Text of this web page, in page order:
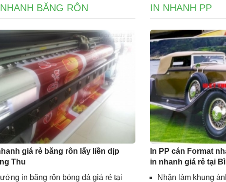
BĂNG RÔN
giá rẻ băng rôn lấy liền dịp
Thu
in băng rôn bóng đá giá rẻ tại
IN NHANH PP
In PP cán Format
in nhanh giá rẻ tại
Nhận làm khung